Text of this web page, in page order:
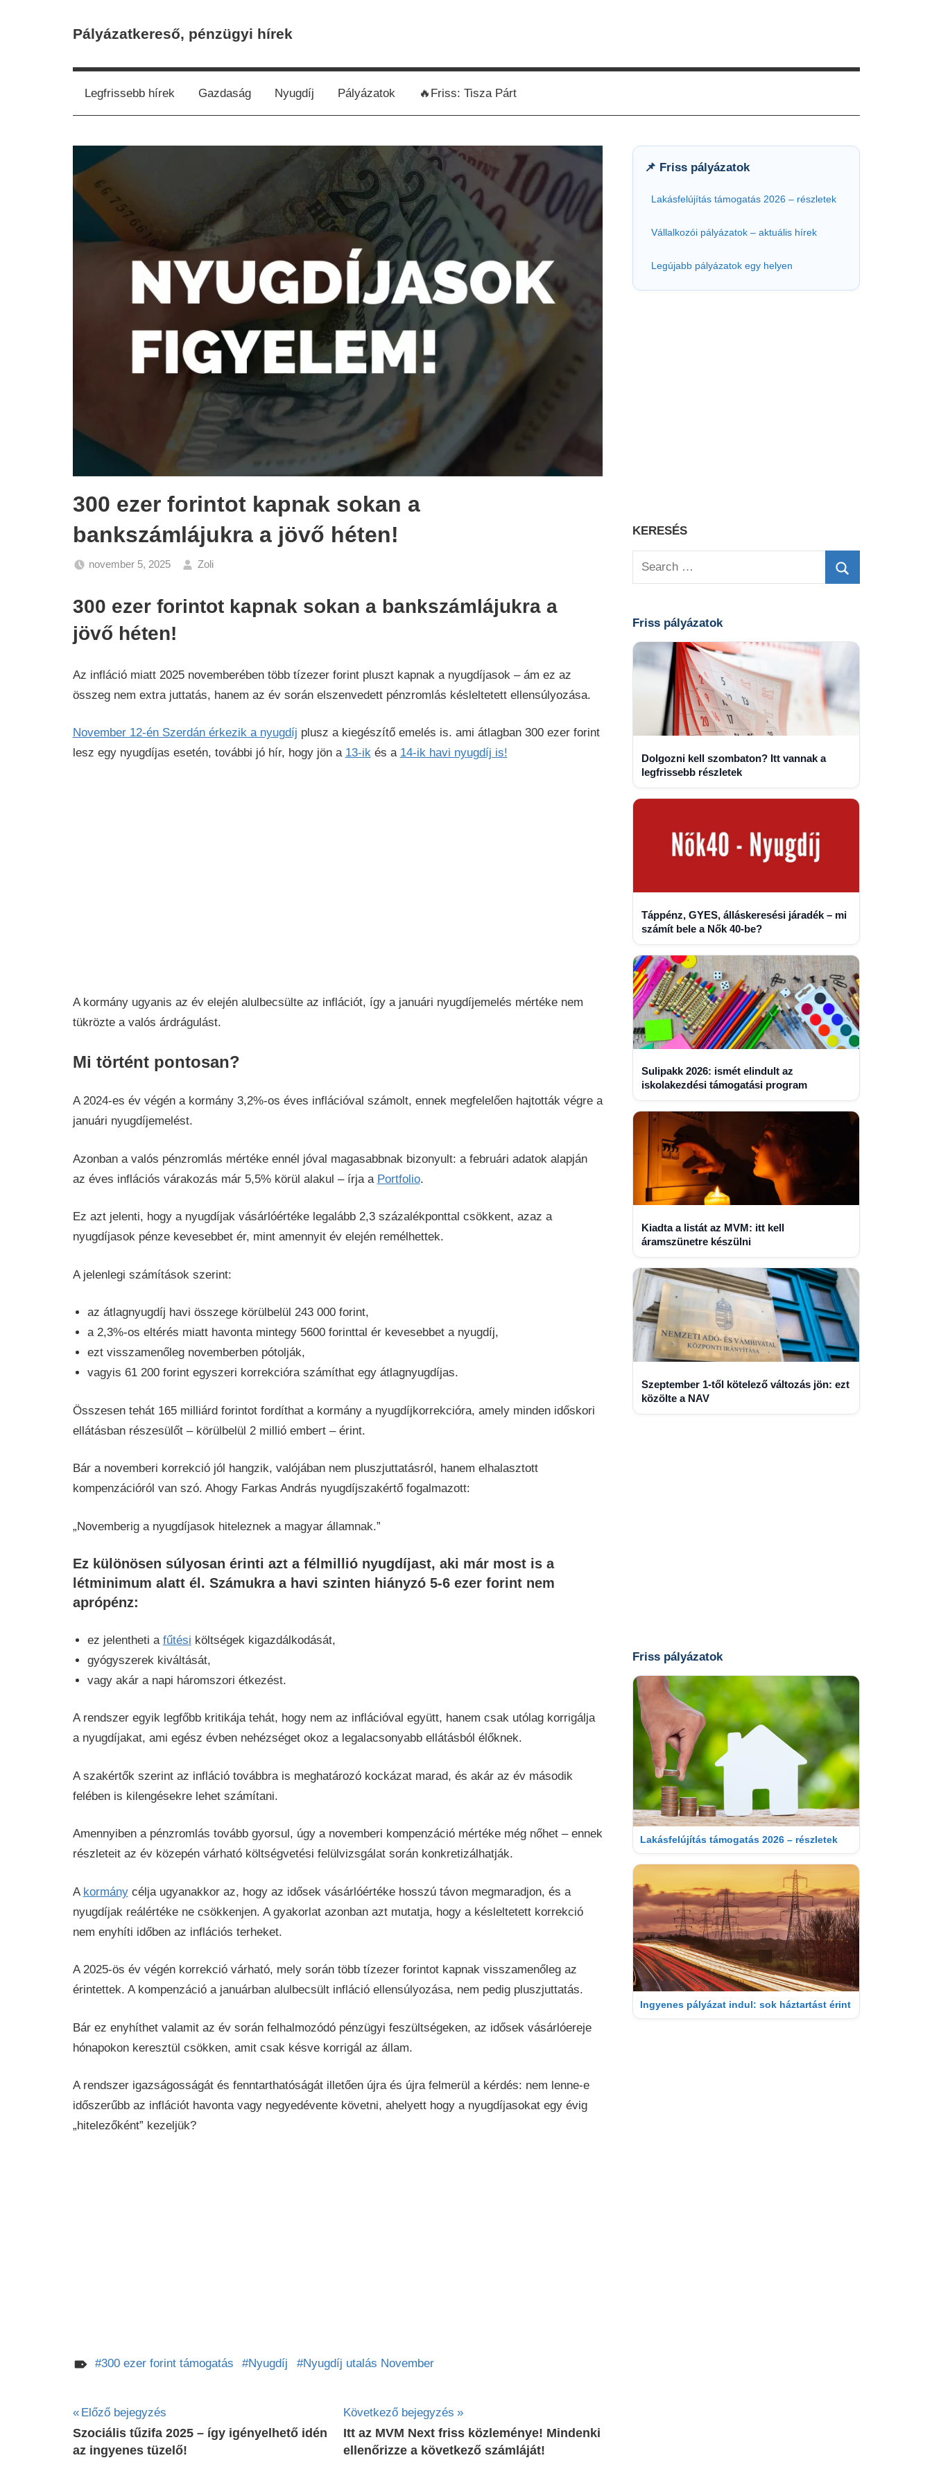
Pályázatkereső, pénzügyi hírek
Legfrissebb hírek Gazdaság Nyugdíj Pályázatok 🔥Friss: Tisza Párt
300 ezer forintot kapnak sokan a
bankszámlájukra a jövő héten!
november 5, 2025
Zoli
Hírek
300 ezer forintot kapnak sokan a bankszámlájukra a
jövő héten!
Az infláció miatt 2025 novemberében több tízezer forint pluszt kapnak a nyugdíjasok – ám ez az
összeg nem extra juttatás, hanem az év során elszenvedett pénzromlás késleltetett ellensúlyozása.
November 12-én Szerdán érkezik a nyugdíj plusz a kiegészítő emelés is. ami átlagban 300 ezer forint
lesz egy nyugdíjas esetén, további jó hír, hogy jön a 13-ikés a 14-ik havi nyugdíj is!
A kormány ugyanis az év elején alulbecsülte az inflációt, így a januári nyugdíjemelés mértéke nem
tükrözte a valós árdrágulást.
Mi történt pontosan?
A 2024-es év végén a kormány 3,2%-os éves inflációval számolt, ennek megfelelően hajtották végre a
januári nyugdíjemelést.
Azonban a valós pénzromlás mértéke ennél jóval magasabbnak bizonyult: a februári adatok alapján
az éves inflációs várakozás már 5,5% körül alakul – írja a Portfolio.
Ez azt jelenti, hogy a nyugdíjak vásárlóértéke legalább 2,3 százalékponttal csökkent, azaz a
nyugdíjasok pénze kevesebbet ér, mint amennyit év elején remélhettek.
A jelenlegi számítások szerint:
az átlagnyugdíj havi összege körülbelül 243 000 forint,
a 2,3%-os eltérés miatt havonta mintegy 5600 forinttal ér kevesebbet a nyugdíj,
ezt visszamenőleg novemberben pótolják,
vagyis 61 200 forint egyszeri korrekcióra számíthat egy átlagnyugdíjas.
Összesen tehát 165 milliárd forintot fordíthat a kormány a nyugdíjkorrekcióra, amely minden időskori
ellátásban részesülőt – körülbelül 2 millió embert – érint.
Bár a novemberi korrekció jól hangzik, valójában nem pluszjuttatásról, hanem elhalasztott
kompenzációról van szó. Ahogy Farkas András nyugdíjszakértő fogalmazott:
„Novemberig a nyugdíjasok hiteleznek a magyar államnak.”
Ez különösen súlyosan érinti azt a félmillió nyugdíjast, aki már most is a
létminimum alatt él. Számukra a havi szinten hiányzó 5-6 ezer forint nem
aprópénz:
ez jelentheti a fűtési költségek kigazdálkodását,
gyógyszerek kiváltását,
vagy akár a napi háromszori étkezést.
A rendszer egyik legfőbb kritikája tehát, hogy nem az inflációval együtt, hanem csak utólag korrigálja
a nyugdíjakat, ami egész évben nehézséget okoz a legalacsonyabb ellátásból élőknek.
A szakértők szerint az infláció továbbra is meghatározó kockázat marad, és akár az év második
felében is kilengésekre lehet számítani.
Amennyiben a pénzromlás tovább gyorsul, úgy a novemberi kompenzáció mértéke még nőhet – ennek
részleteit az év közepén várható költségvetési felülvizsgálat során konkretizálhatják.
A kormánycélja ugyanakkor az, hogy az idősek vásárlóértéke hosszú távon megmaradjon, és a
nyugdíjak reálértéke ne csökkenjen. A gyakorlat azonban azt mutatja, hogy a késleltetett korrekció
nem enyhíti időben az inflációs terheket.
A 2025-ös év végén korrekció várható, mely során több tízezer forintot kapnak visszamenőleg az
érintettek. A kompenzáció a januárban alulbecsült infláció ellensúlyozása, nem pedig pluszjuttatás.
Bár ez enyhíthet valamit az év során felhalmozódó pénzügyi feszültségeken, az idősek vásárlóereje
hónapokon keresztül csökken, amit csak késve korrigál az állam.
A rendszer igazságosságát és fenntarthatóságát illetően újra és újra felmerül a kérdés: nem lenne-e
időszerűbb az inflációt havonta vagy negyedévente követni, ahelyett hogy a nyugdíjasokat egy évig
„hitelezőként” kezeljük?
300 ezer forint támogatás Nyugdíj Nyugdíj utalás November
Bejegyzés
navigáció
Előző bejegyzés
Szociális tűzifa 2025 – így igényelhető idén
az ingyenes tüzelő!
Következő bejegyzés
Itt az MVM Next friss közleménye! Mindenki
ellenőrizze a következő számláját!
📌 Friss pályázatok
Lakásfelújítás támogatás 2026 – részletek
Vállalkozói pályázatok – aktuális hírek
Legújabb pályázatok egy helyen
KERESÉS
Search
Friss pályázatok
Dolgozni kell szombaton? Itt vannak a
legfrissebb részletek
Táppénz, GYES, álláskeresési járadék – mi
számít bele a Nők 40-be?
Sulipakk 2026: ismét elindult az
iskolakezdési támogatási program
Kiadta a listát az MVM: itt kell
áramszünetre készülni
Szeptember 1-től kötelező változás jön: ezt
közölte a NAV
Friss pályázatok
Lakásfelújítás támogatás 2026 – részletek
Ingyenes pályázat indul: sok háztartást érint